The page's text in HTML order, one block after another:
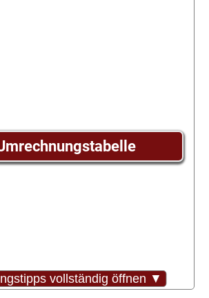
vollständig öffnen ▼